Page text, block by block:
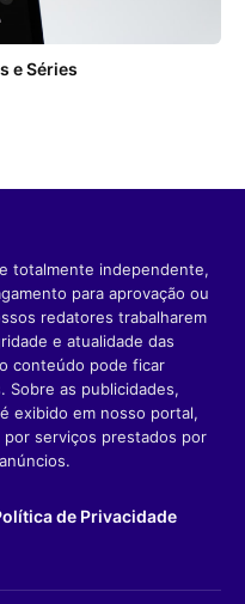
e Séries
totalmente independente,
para aprovação ou
redatores trabalharem
e atualidade das
conteúdo pode ficar
Sobre as publicidades,
exibido em nosso portal,
por serviços prestados por
de Privacidade